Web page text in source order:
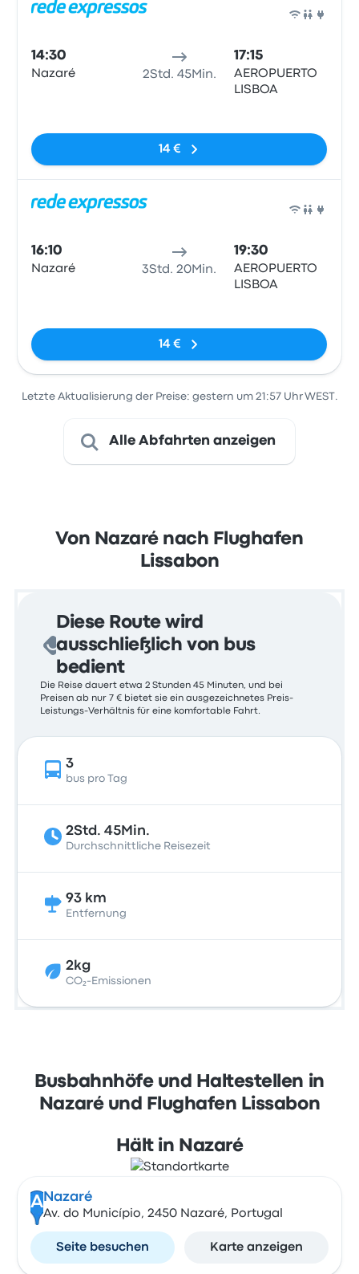
14:30
Nazaré 2Std. 45Min.
17:15
AEROPUERTO
LISBOA
14 €
16:10
Nazaré 3Std. 20Min.
19:30
AEROPUERTO
LISBOA
14 €
Letzte Aktualisierung der Preise: gestern um 21:57 Uhr WEST.
Alle Abfahrten anzeigen
Von Nazaré nach Flughafen
Lissabon
Diese Route wird
ausschließlich von bus
bedient
Die Reise dauert etwa 2 Stunden 45 Minuten, und bei
Preisen ab nur 7 € bietet sie ein ausgezeichnetes Preis-
Leistungs-Verhältnis für eine komfortable Fahrt.
3
bus pro Tag
2Std. 45Min.
Durchschnittliche Reisezeit
93 km
Entfernung
2kg
CO₂-Emissionen
Busbahnhöfe und Haltestellen in
Nazaré und Flughafen Lissabon
Hält in Nazaré
A Nazaré
Av. do Município, 2450 Nazaré, Portugal
Seite besuchen Karte anzeigen